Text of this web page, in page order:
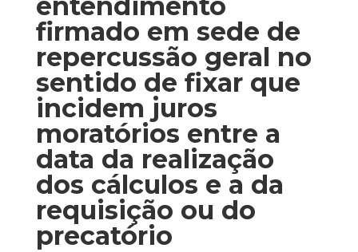
firmado em sede de
repercussão geral no
sentido de fixar que
incidem juros
moratórios entre a
data da realização
dos cálculos e a da
requisição ou do
precatório